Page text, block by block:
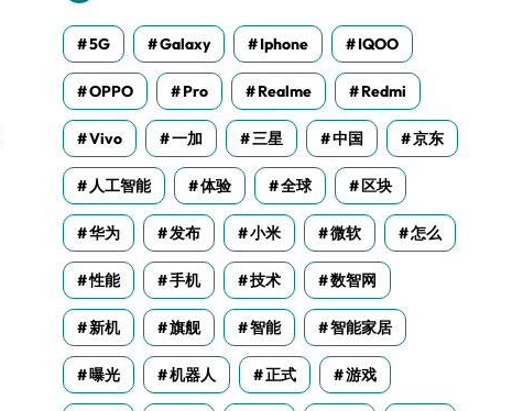
5G Galaxy Iphone IQOO
OPPO Pro Realme Redmi
Vivo 一加 三星 中国 京东
人工智能 体验 全球 区块
华为 发布 小米 微软 怎么
性能 手机 技术 数智网
新机 旗舰 智能 智能家居
曝光 机器人 正式 游戏